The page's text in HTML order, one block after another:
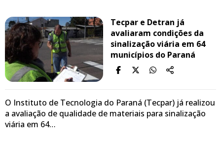
Tecpar e Detran já
avaliaram condições da
sinalização viária em 64
municípios do Paraná
O Instituto de Tecnologia do Paraná (Tecpar) já realizou
a avaliação de qualidade de materiais para sinalização
viária em 64…